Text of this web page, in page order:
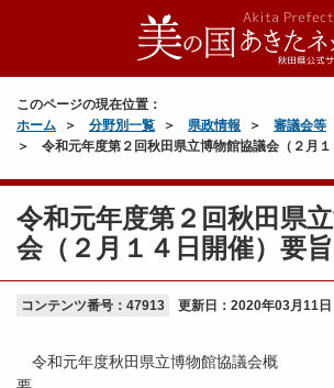
このページの現在位置：
ホーム
分野別一覧 県政情報 審議会等
令和元年度第２回秋田県立博物館協議会（２月
令和元年度第２回秋田県
会（２月１４日開催）要旨
コンテンツ番号：47913 更新日： 2020年03月11日
令和元年度秋田県立博物館協議会概